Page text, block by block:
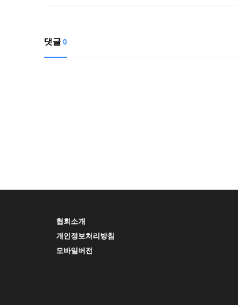
댓글 0
협회소개
개인정보처리방침
모바일버전